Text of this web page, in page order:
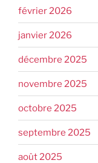
février 2026
janvier 2026
décembre 2025
novembre 2025
octobre 2025
septembre 2025
août 2025